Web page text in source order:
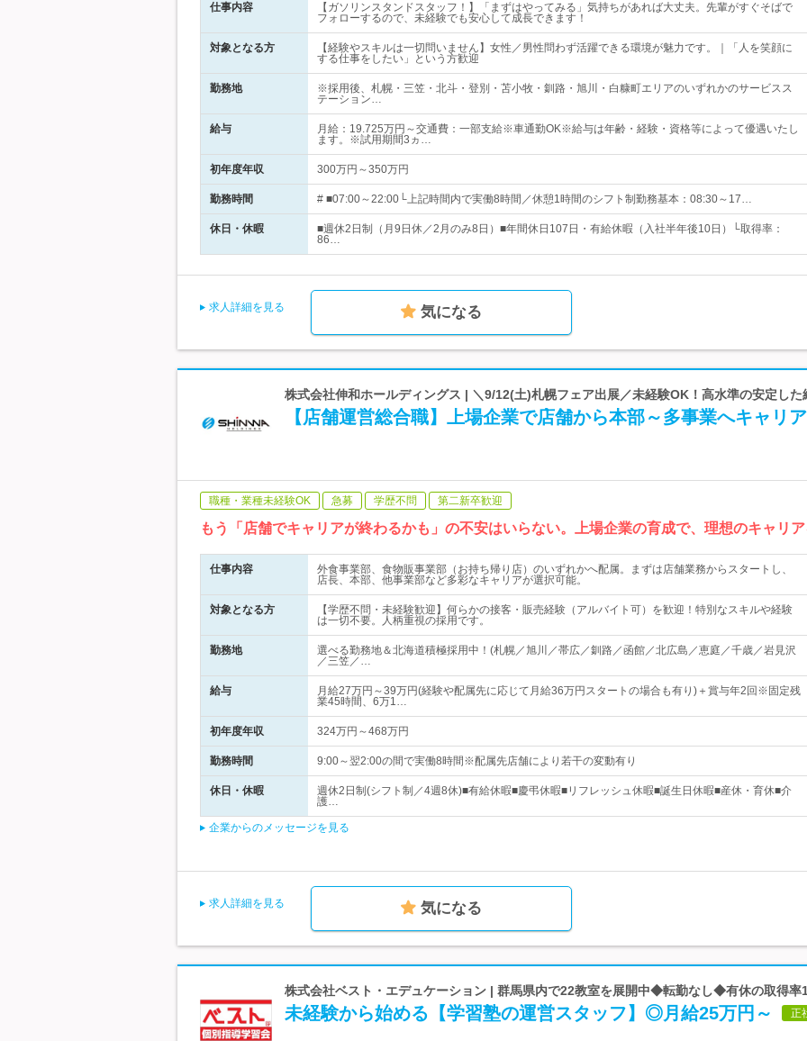
仕事内容
【ガソリンスタンドスタッフ！】「まずはやってみる」気持ちがあれば大丈夫。先輩がすぐそばで
フォローするので、未経験でも安心して成長できます！
対象となる方
【経験やスキルは一切問いません】女性／男性問わず活躍できる環境が魅力です。｜「人を笑顔に
する仕事をしたい」という方歓迎
勤務地
※採用後、札幌・三笠・北斗・登別・苫小牧・釧路・旭川・白糠町エリアのいずれかのサービスス
テーション…
給与
月給：19.725万円～交通費：一部支給※車通勤OK※給与は年齢・経験・資格等によって優遇いたし
ます。※試用期間3ヵ…
初年度年収 300万円～350万円
勤務時間 # ■07:00～22:00└上記時間内で実働8時間／休憩1時間のシフト制勤務基本：08:30～17…
休日・休暇
■週休2日制（月9日休／2月のみ8日）■年間休日107日・有給休暇（入社半年後10日）└取得率：
86…
求人詳細を見る 気になる
株式会社伸和ホールディングス | ＼9/12(土)札幌フェア出展／未経験OK！高水準の安定した
【店舗運営総合職】上場企業で店舗から本部～多事業へキャリ
職種・業種未経験OK 急募 学歴不問 第二新卒歓迎
もう「店舗でキャリアが終わるかも」の不安はいらない。上場企業の育成で、理想のキャリ
仕事内容
外食事業部、食物販事業部（お持ち帰り店）のいずれかへ配属。まずは店舗業務からスタートし、
店長、本部、他事業部など多彩なキャリアが選択可能。
対象となる方
【学歴不問・未経験歓迎】何らかの接客・販売経験（アルバイト可）を歓迎！特別なスキルや経験
は一切不要。人柄重視の採用です。
勤務地
選べる勤務地＆北海道積極採用中！(札幌／旭川／帯広／釧路／函館／北広島／恵庭／千歳／岩見沢
／三笠／…
給与
月給27万円～39万円(経験や配属先に応じて月給36万円スタートの場合も有り)＋賞与年2回※固定残
業45時間、6万1…
初年度年収 324万円～468万円
勤務時間 9:00～翌2:00の間で実働8時間※配属先店舗により若干の変動有り
休日・休暇
週休2日制(シフト制／4週8休)■有給休暇■慶弔休暇■リフレッシュ休暇■誕生日休暇■産休・育休■介
護…
企業からのメッセージを見る
求人詳細を見る 気になる
株式会社ベスト・エデュケーション | 群馬県内で22教室を展開中◆転勤なし◆有休の取得率
未経験から始める【学習塾の運営スタッフ】◎月給25万円～ 正